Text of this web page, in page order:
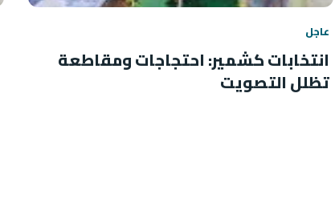
عاجل
انتخابات كشمير: احتجاجات ومقاطعة
تظلل التصويت